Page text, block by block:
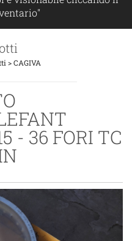
>CAGIVA
- 36 FORI TC